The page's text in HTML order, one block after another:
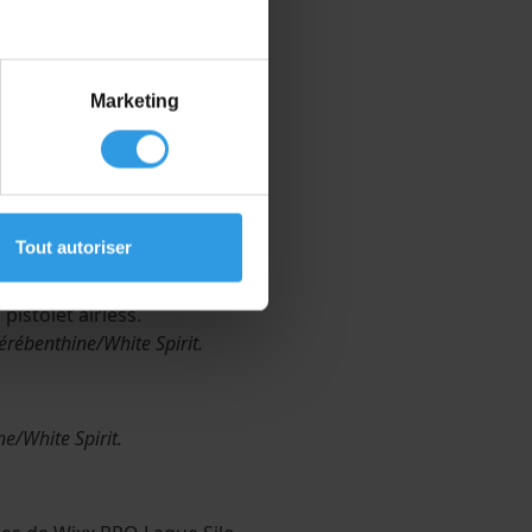
Marketing
Tout autoriser
pistolet airless.
White Spirit.
White Spirit.